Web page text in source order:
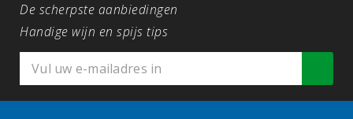
De scherpste aanbiedingen
Handige wijn en spijs tips